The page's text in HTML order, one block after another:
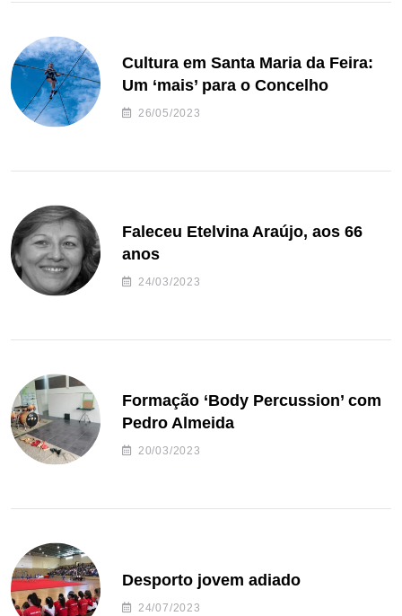
Cultura em Santa Maria da Feira:
Um ‘mais’ para o Concelho
26/05/2023
Faleceu Etelvina Araújo, aos 66
anos
24/03/2023
Formação ‘Body Percussion’ com
Pedro Almeida
20/03/2023
Desporto jovem adiado
24/07/2023